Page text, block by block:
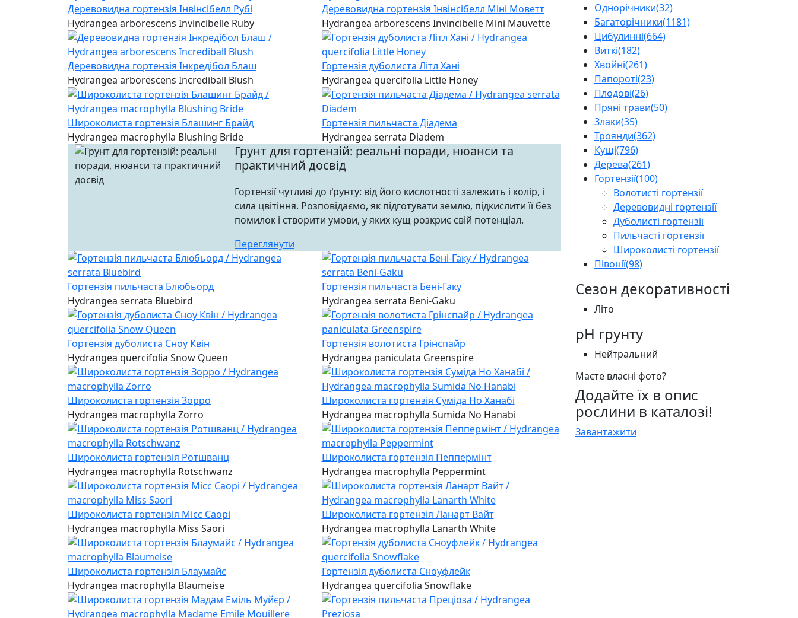
Деревовидна гортензія Інвінсібелл Рубі
Hydrangea arborescens Invincibelle Ruby
Деревовидна гортензія Інвінсібелл Міні Моветт
Hydrangea arborescens Invincibelle Mini Mauvette
Деревовидна гортензія Інкредібол Блаш
Hydrangea arborescens Incrediball Blush
Гортензія дуболиста Літл Хані
Hydrangea quercifolia Little Honey
Широколиста гортензія Блашинг Брайд
Hydrangea macrophylla Blushing Bride
Гортензія пильчаста Діадема
Hydrangea serrata Diadem
Грунт для гортензій: реальні поради, нюанси та
практичний досвід
Гортензії чутливі до ґрунту: від його кислотності залежить і колір, і
сила цвітіння. Розповідаємо, як підготувати землю, підкислити її без
помилок і створити умови, у яких кущ розкриє свій потенціал.
Переглянути
Гортензія пильчаста Блюбьорд
Hydrangea serrata Bluebird
Гортензія пильчаста Бені-Гаку
Hydrangea serrata Beni-Gaku
Гортензія дуболиста Сноу Квін
Hydrangea quercifolia Snow Queen
Гортензія волотиста Грінспайр
Hydrangea paniculata Greenspire
Широколиста гортензія Зорро
Hydrangea macrophylla Zorro
Широколиста гортензія Суміда Но Ханабі
Hydrangea macrophylla Sumida No Hanabi
Широколиста гортензія Ротшванц
Hydrangea macrophylla Rotschwanz
Широколиста гортензія Пеппермінт
Hydrangea macrophylla Peppermint
Широколиста гортензія Місс Саорі
Hydrangea macrophylla Miss Saori
Широколиста гортензія Ланарт Вайт
Hydrangea macrophylla Lanarth White
Широколиста гортензія Блаумайс
Hydrangea macrophylla Blaumeise
Гортензія дуболиста Сноуфлейк
Hydrangea quercifolia Snowflake
Однорічники(32)
Багаторічники(1181)
Цибулинні(664)
Виткі(182)
Хвойні(261)
Папороті(23)
Плодові(26)
Пряні трави(50)
Злаки(35)
Троянди(362)
Кущі(796)
Дерева(261)
Гортензії(100)
Волотисті гортензії
Деревовидні гортензії
Дуболисті гортензії
Пильчасті гортензії
Широколисті гортензії
Півонії(98)
Сезон декоративності
Літо
pH грунту
Нейтральний
Маєте власні фото?
Додайте їх в опис
рослини в каталозі!
Завантажити